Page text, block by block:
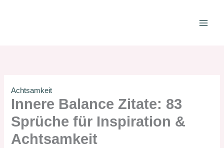
Achtsamkeit
Innere Balance Zitate: 83
Sprüche für Inspiration &
Achtsamkeit